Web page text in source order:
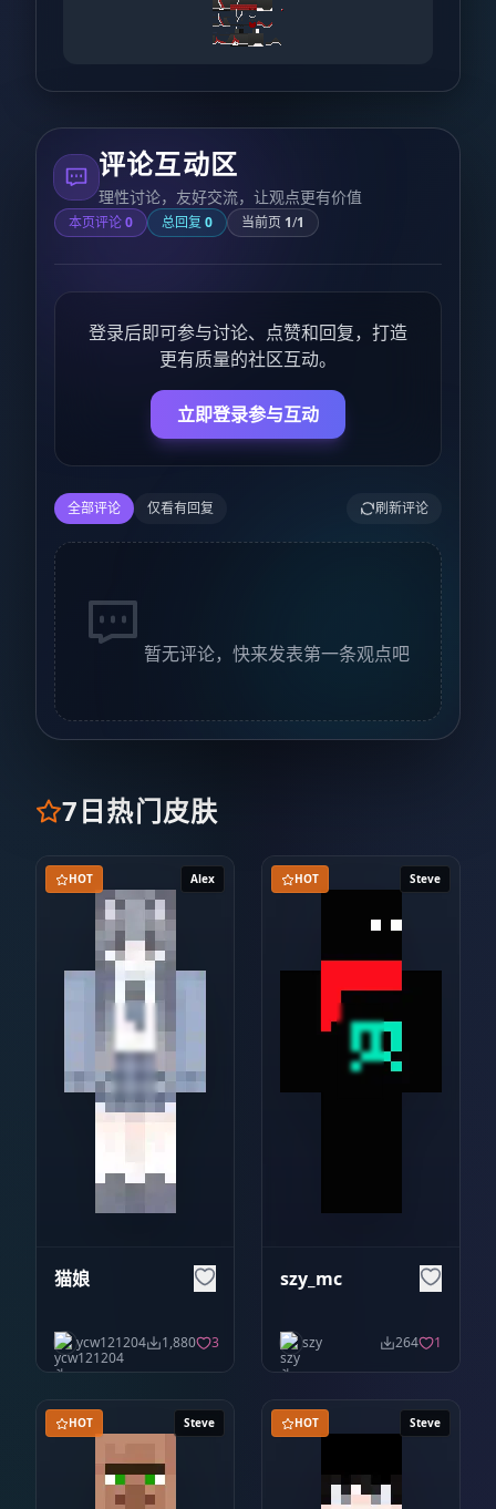
评论互动区
理性讨论，友好交流，让观点更有价值
本页评论0 总回复 0 当前页 1/1
登录后即可参与讨论、点赞和回复，打造
更有质量的社区互动。
立即登录参与互动
全部评论 仅看有回复 刷新评论
暂无评论，快来发表第一条观点吧
7日热门皮肤
Alex
HOT
猫娘
ycw121204 1,880 3
Steve
HOT
szy_mc
szy 264 1
Steve
HOT Steve
HOT